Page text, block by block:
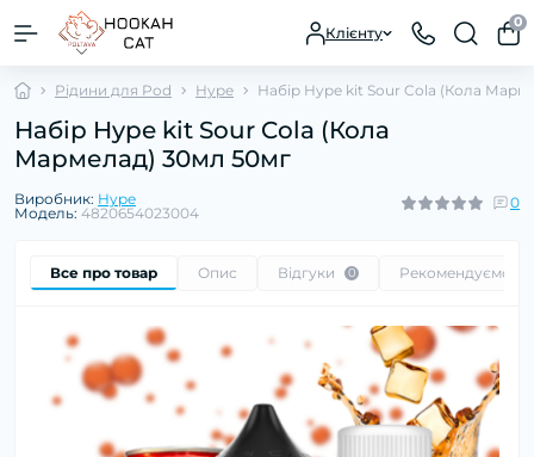
Клієнту
0
Рідини для Pod Hype Набір Hype kit Sour Cola (Кола
Набір Hype kit Sour Cola (Кола
Мармелад) 30мл 50мг
Виробник: Hype
Модель: 4820654023004
0
Все про товар Опис Відгуки 0 Рекомендуємо